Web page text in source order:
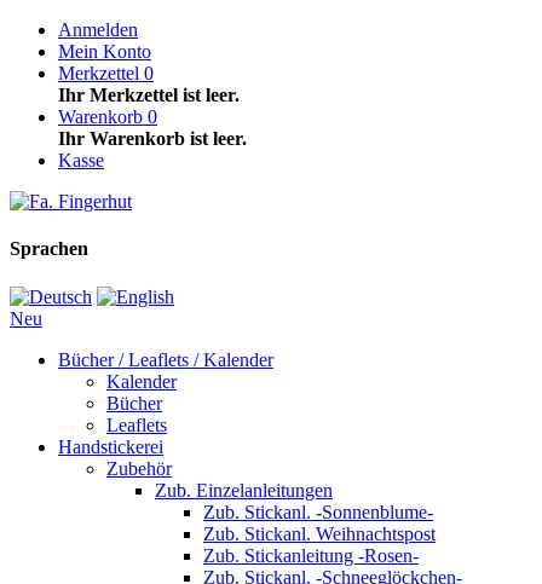
Anmelden
Mein Konto
Merkzettel 0
Ihr Merkzettel ist leer.
Warenkorb 0
Ihr Warenkorb ist leer.
Kasse
Sprachen
Neu
Bücher / Leaflets / Kalender
Kalender
Bücher
Leaflets
Handstickerei
Zubehör
Zub. Einzelanleitungen
Zub. Stickanl. -Sonnenblume-
Zub. Stickanl. Weihnachtspost
Zub. Stickanleitung -Rosen-
Zub. Stickanl. -Schneeglöckchen-